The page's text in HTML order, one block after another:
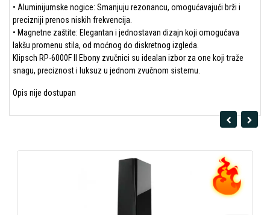
• Aluminijumske nogice: Smanjuju rezonancu, omogućavajući brži i
precizniji prenos niskih frekvencija.
• Magnetne zaštite: Elegantan i jednostavan dizajn koji omogućava
lakšu promenu stila, od moćnog do diskretnog izgleda.
Klipsch RP-6000F II Ebony zvučnici su idealan izbor za one koji traže
snagu, preciznost i luksuz u jednom zvučnom sistemu.
Opis nije dostupan